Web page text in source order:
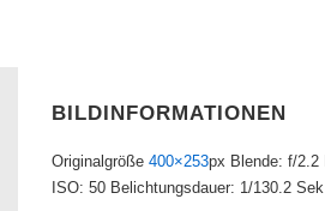
BILDINFORMATIONEN
Originalgröße 400×253px Blende: f/2.2
ISO: 50 Belichtungsdauer: 1/130.2 Sek